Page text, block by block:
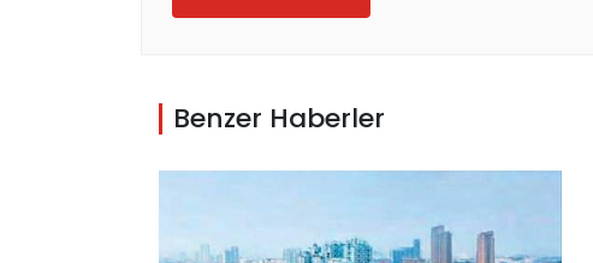
Benzer Haberler